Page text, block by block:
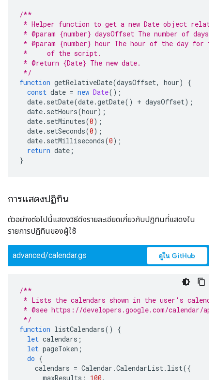
/**
* Helper function to get a new Date object
* @param {number} daysOffset The number of
* @param {number} hour The hour of the day for
*     of the script.
* @return {Date} The new date.
*/
function getRelativeDate(daysOffset, hour)
{
const date = new Date();
date. setDate(date.getDate() + daysOffset);
date. setHours(hour);
date. setMinutes(0);
date. setSeconds(0);
date. setMilliseconds(0);
return date ;
}
การแสดงปฏิทิน
ตัวอย่างต่อไปนี้แสดงวิธีดึงรายละเอียดเกี่ยวกับปฏิทินที่แสดงใน
รายการปฏิทินของผู้ใช้
advanced/calendar.gs ดูใน GitHub
/**
* Lists the calendars shown in the user's
* @see https://developers.google.com/calendar/
*/
function listCalendars()
{
let calendars ;
let pageToken ;
do {
calendars = Calendar .CalendarList. list({
maxResults : 100,